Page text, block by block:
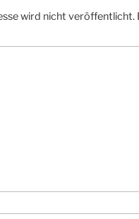
wird nicht veröffentlicht.